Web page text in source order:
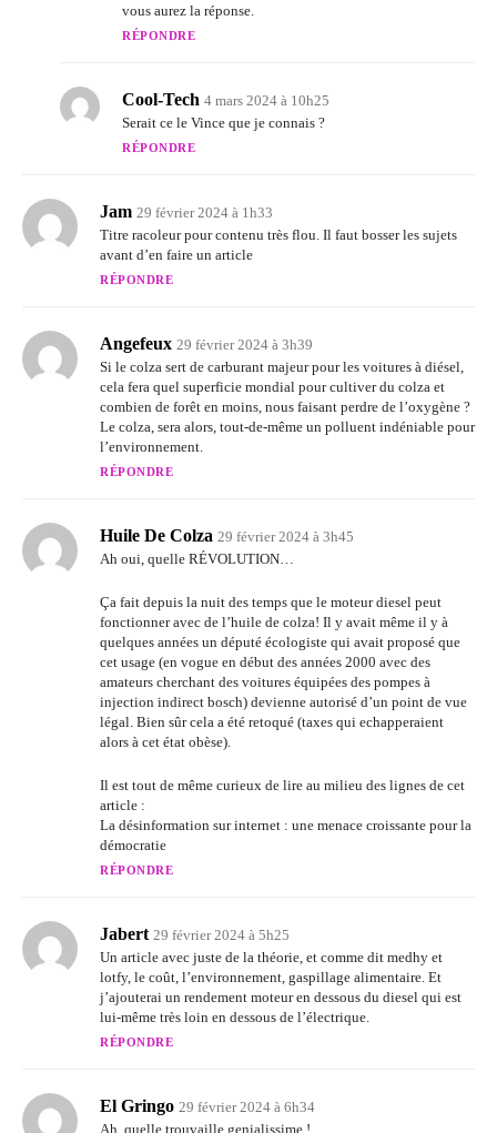
vous aurez la réponse.
RÉPONDRE
Cool-Tech 4 mars 2024 à 10h25
Serait ce le Vince que je connais ?
RÉPONDRE
Jam 29 février 2024 à 1h33
Titre racoleur pour contenu très flou. Il faut bosser les sujets
avant d’en faire un article
RÉPONDRE
Angefeux 29 février 2024 à 3h39
Si le colza sert de carburant majeur pour les voitures à diésel,
cela fera quel superficie mondial pour cultiver du colza et
combien de forêt en moins, nous faisant perdre de l’oxygène ?
Le colza, sera alors, tout-de-même un polluent indéniable pour
l’environnement.
RÉPONDRE
Huile De Colza 29 février 2024 à 3h45
Ah oui, quelle RÉVOLUTION…
Ça fait depuis la nuit des temps que le moteur diesel peut
fonctionner avec de l’huile de colza! Il y avait même il y à
quelques années un député écologiste qui avait proposé que
cet usage (en vogue en début des années 2000 avec des
amateurs cherchant des voitures équipées des pompes à
injection indirect bosch) devienne autorisé d’un point de vue
légal. Bien sûr cela a été retoqué (taxes qui echapperaient
alors à cet état obèse).
Il est tout de même curieux de lire au milieu des lignes de cet
article :
La désinformation sur internet : une menace croissante pour la
démocratie
RÉPONDRE
Jabert 29 février 2024 à 5h25
Un article avec juste de la théorie, et comme dit medhy et
lotfy, le coût, l’environnement, gaspillage alimentaire. Et
j’ajouterai un rendement moteur en dessous du diesel qui est
lui-même très loin en dessous de l’électrique.
RÉPONDRE
El Gringo 29 février 2024 à 6h34
Ah, quelle trouvaille genialissime !